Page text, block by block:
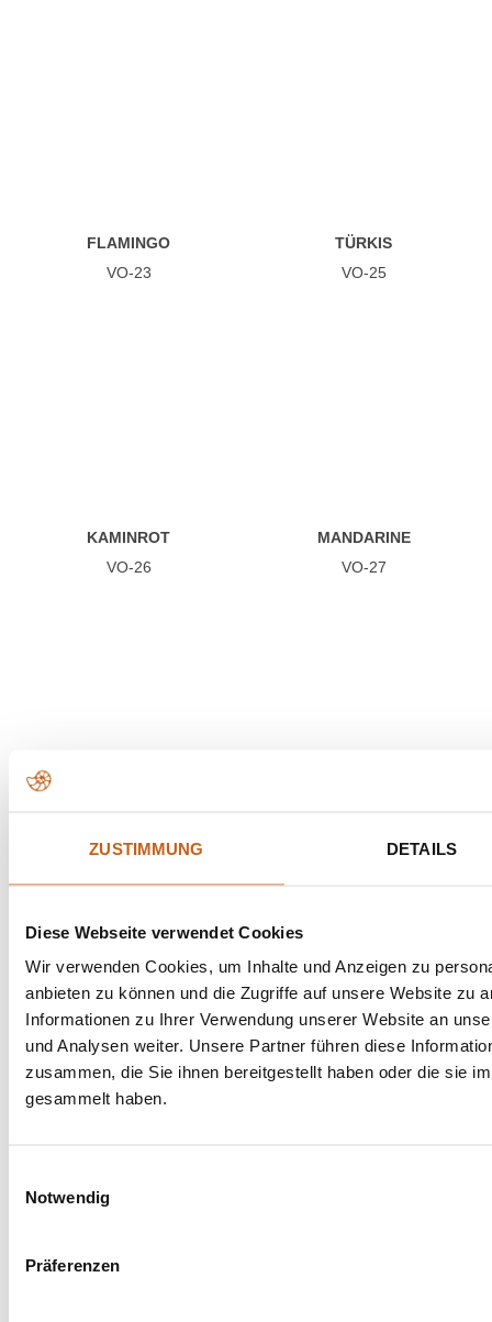
ZUSTIMMUNG DETAILS
Diese Webseite verwendet Cookies
Wir verwenden Cookies, um Inhalte und Anzeigen zu
anbieten zu können und die Zugriffe auf unsere Website zu
Informationen zu Ihrer Verwendung unserer Website an
und Analysen weiter. Unsere Partner führen diese
zusammen, die Sie ihnen bereitgestellt haben oder die sie
gesammelt haben.
Notwendig
Präferenzen
FLAMINGO
VO-23
TÜRKIS
VO-25
KAMINROT
VO-26
MANDARINE
VO-27